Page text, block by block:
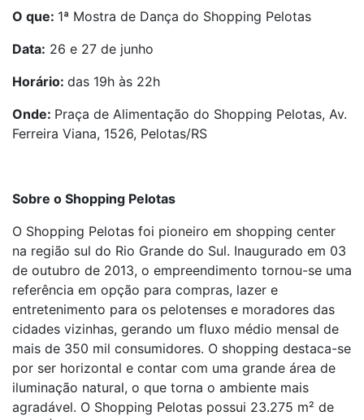
O que: 1ª Mostra de Dança do Shopping Pelotas
Data: 26 e 27 de junho
Horário: das 19h às 22h
Onde: Praça de Alimentação do Shopping Pelotas, Av.
Ferreira Viana, 1526, Pelotas/RS
Sobre o Shopping Pelotas
O Shopping Pelotas foi pioneiro em shopping center
na região sul do Rio Grande do Sul. Inaugurado em 03
de outubro de 2013, o empreendimento tornou-se uma
referência em opção para compras, lazer e
entretenimento para os pelotenses e moradores das
cidades vizinhas, gerando um fluxo médio mensal de
mais de 350 mil consumidores. O shopping destaca-se
por ser horizontal e contar com uma grande área de
iluminação natural, o que torna o ambiente mais
agradável. O Shopping Pelotas possui 23.275 m² de